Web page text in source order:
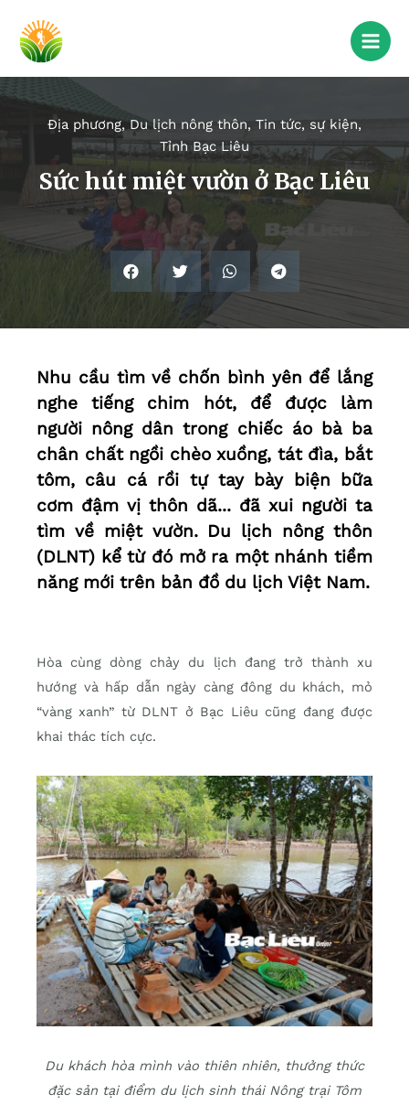
Địa phương,Du lịch nông thôn, Tin tức, sự kiện,
Tỉnh Bạc Liêu
Sức hút miệt vườn ở Bạc Liêu
Nhu cầu tìm về chốn bình yên để lắng
nghe tiếng chim hót, để được làm
người nông dân trong chiếc áo bà ba
chân chất ngồi chèo xuồng, tát đìa, bắt
tôm, câu cá rồi tự tay bày biện bữa
cơm đậm vị thôn dã... đã xui người ta
tìm về miệt vườn. Du lịch nông thôn
(DLNT) kể từ đó mở ra một nhánh tiềm
năng mới trên bản đồ du lịch Việt Nam.
Hòa cùng dòng chảy du lịch đang trở thành xu
hướng và hấp dẫn ngày càng đông du khách, mỏ
“vàng xanh” từ DLNT ở Bạc Liêu cũng đang được
khai thác tích cực.
Du khách hòa mình vào thiên nhiên, thưởng thức
đặc sản tại điểm du lịch sinh thái Nông trại Tôm